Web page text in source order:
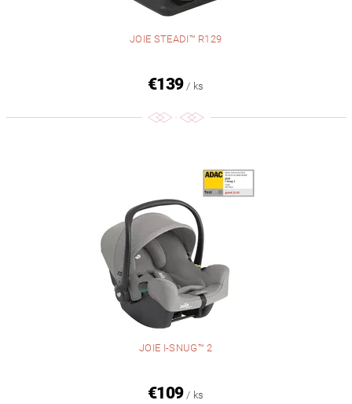
JOIE STEADI™ R129
€139 / ks
JOIE I-SNUG™ 2
€109 / ks